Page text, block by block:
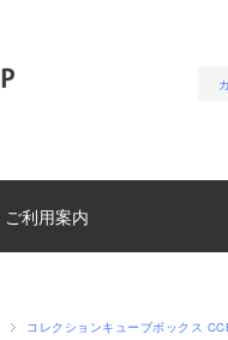
ご利用案内
コレクションキューブボックス